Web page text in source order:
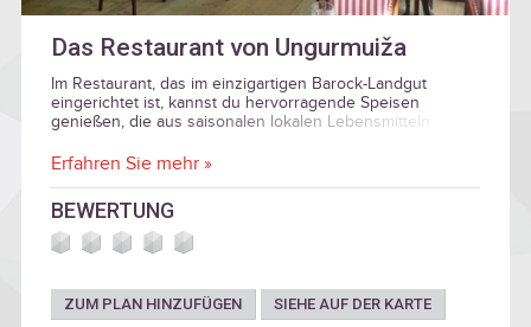
Das Restaurant von Ungurmuiža
Im Restaurant, das im einzigartigen Barock-Landgut
eingerichtet ist, kannst du hervorragende Speisen
genießen, die aus saisonalen lokalen Lebensmitteln
Erfahren Sie mehr »
BEWERTUNG
ZUM PLAN HINZUFÜGEN SIEHE AUF DER KARTE